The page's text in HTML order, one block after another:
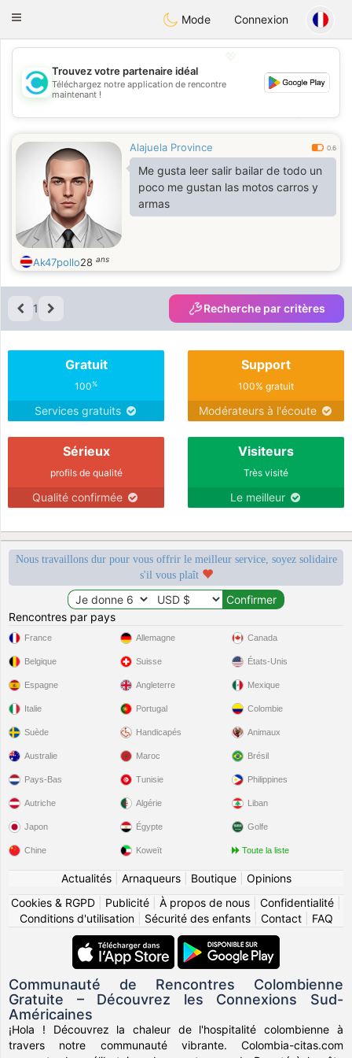
olombiaCitas
Toggle
Mode Connexion
💖
💕
Trouvez votre partenaire idéal
Téléchargez notre application de rencontre
maintenant !
Alajuela Province 0.6
Me gusta leer salir bailar de todo un
poco me gustan las motos carros y
armas
Ak47pollo28 ans
1 Recherche par critères
Gratuit
100%
Services gratuits
Support
100% gratuit
Modérateurs à l'écoute
Sérieux
profils de qualité
Qualité confirmée
Visiteurs
Très visité
Le meilleur
Nous travaillons dur pour vous offrir le meilleur service, soyez solidaire
s'il vous plaît
Rencontres par pays
France
Belgique
Espagne
Italie
Suède
Allemagne
Suisse
Angleterre
Portugal
Handicapés
Canada
États-Unis
Mexique
Colombie
Animaux
Australie
Pays-Bas
Autriche
Japon
Chine
Maroc
Tunisie
Algérie
Égypte
Koweït
Brésil
Philippines
Liban
Golfe
Toute la liste
Actualités| Arnaqueurs| Boutique| Opinions
Cookies & RGPD
Publicité À propos de nous Confidentialité
Conditions d'utilisation| Sécurité des enfants| Contact| FAQ
Communauté de Rencontres Colombienne
Gratuite – Découvrez les Connexions Sud-
Américaines
¡Hola ! Découvrez la chaleur de l'hospitalité colombienne à
travers notre communauté vibrante. Colombia-citas.com